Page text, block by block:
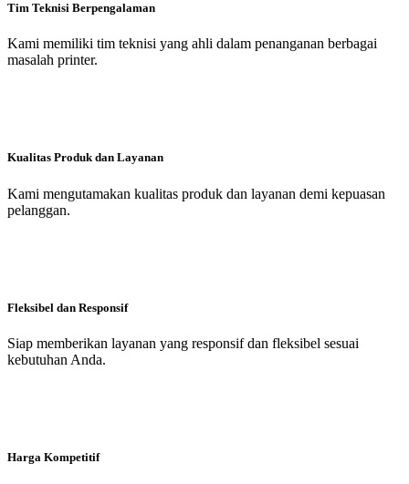
Tim Teknisi Berpengalaman
Kami memiliki tim teknisi yang ahli dalam penanganan berbagai
masalah printer.
Kualitas Produk dan Layanan
Kami mengutamakan kualitas produk dan layanan demi kepuasan
pelanggan.
Fleksibel dan Responsif
Siap memberikan layanan yang responsif dan fleksibel sesuai
kebutuhan Anda.
Harga Kompetitif